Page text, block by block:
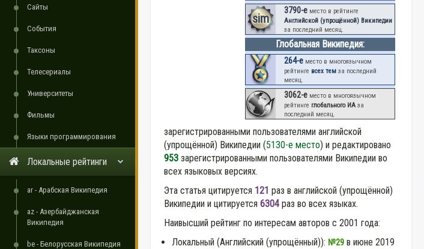
Сайты
События
Таксоны
Телесериалы
Университеты
Фильмы
Языки программирования
Локальные рейтинги
ar - Арабская Википедия
az - Азербайджанская
Википедия
be - Белорусская Википедия
sim
3790-еместо в рейтинге
Английской (упрощённой) Википедии
за последний месяц.
Глобальная Википедия:
264-еместо в многоязычном
рейтинге всех темза последний
месяц.
3062-еместо в многоязычном
рейтинге глобального ИАза
последний месяц.
зарегистрированными пользователями английской
(упрощённой) Википедии (5130-е место) и редактировано
953 зарегистрированными пользователями Википедии во
всех языковых версиях.
Эта статья цитируется 121 раз в английской (упрощённой)
Википедии и цитируется 6304 раз во всех языках.
Наивысший рейтинг по интересам авторов с 2001 года:
Локальный (Английский (упрощённый)): №29 в июне 2019